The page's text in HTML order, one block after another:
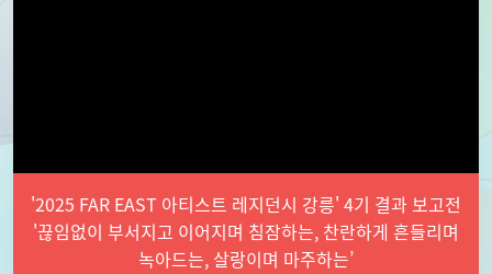
'2025 FAR EAST 아티스트 레지던시 강릉' 4기 결과 보고전
'끊임없이 부서지고 이어지며 침잠하는, 찬란하게 흔들리며
녹아드는, 살랑이며 마주하는’